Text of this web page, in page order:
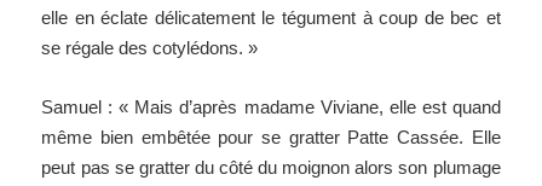
elle en éclate délicatement le tégument à coup de bec et
se régale des cotylédons. »
Samuel : « Mais d’après madame Viviane, elle est quand
même bien embêtée pour se gratter Patte Cassée. Elle
peut pas se gratter du côté du moignon alors son plumage